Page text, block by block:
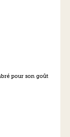
pour son goût